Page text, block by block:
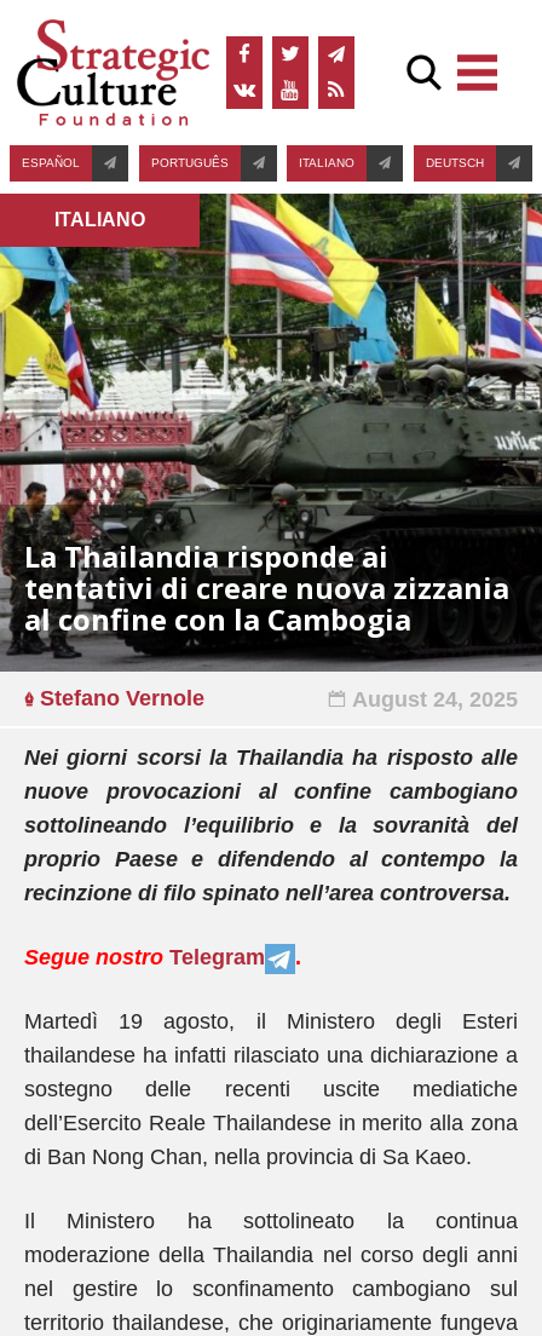
ESPAÑOL PORTUGUÊS ITALIANO DEUTSCH
ITALIANO
La Thailandia risponde ai
tentativi di creare nuova zizzania
al confine con la Cambogia
Stefano Vernole August 24, 2025
Nei giorni scorsi la Thailandia ha risposto alle
nuove provocazioni al confine cambogiano
sottolineando l’equilibrio e la sovranità del
proprio Paese e difendendo al contempo la
recinzione di filo spinato nell’area controversa.
Segue nostro Telegram .
Martedì 19 agosto, il Ministero degli Esteri
thailandese ha infatti rilasciato una dichiarazione a
sostegno delle recenti uscite mediatiche
dell’Esercito Reale Thailandese in merito alla zona
di Ban Nong Chan, nella provincia di Sa Kaeo.
Il Ministero ha sottolineato la continua
moderazione della Thailandia nel corso degli anni
nel gestire lo sconfinamento cambogiano sul
territorio thailandese, che originariamente fungeva